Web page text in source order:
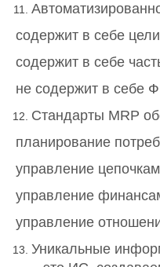
содержит в себе
содержит в себе
не содержит в себе
Стандарты MRP
планирование
управление
управление
управление
Уникальные